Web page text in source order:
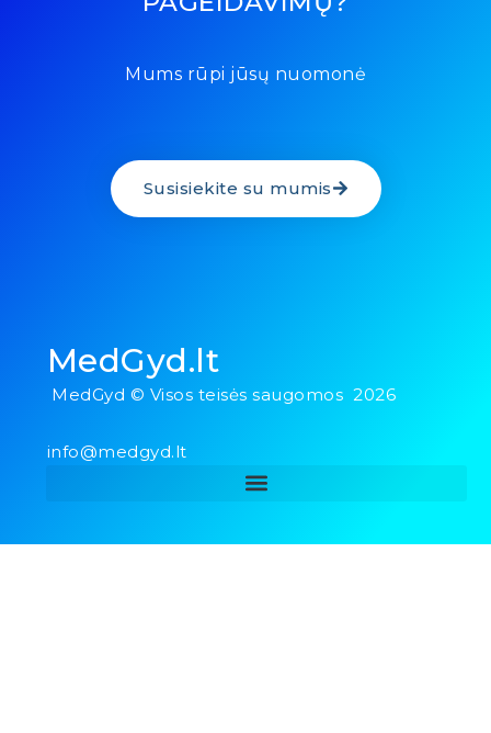
Mums rūpi jūsų nuomonė
Susisiekite su mumis
MedGyd.lt
MedGyd © Visos teisės saugomos 2026
info@medgyd.lt